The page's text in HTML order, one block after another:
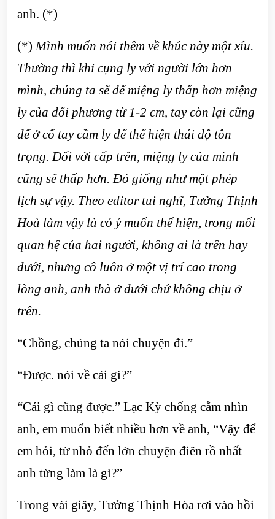
anh. (*)
(*)Mình muốn nói thêm về khúc này một xíu.
Thường thì khi cụng ly với người lớn hơn
mình, chúng ta sẽ để miệng ly thấp hơn miệng
ly của đối phương từ 1-2 cm, tay còn lại cũng
để ở cổ tay cầm ly để thể hiện thái độ tôn
trọng. Đối với cấp trên, miệng ly của mình
cũng sẽ thấp hơn. Đó giống như một phép
lịch sự vậy. Theo editor tui nghĩ, Tưởng Thịnh
Hoà làm vậy là có ý muốn thể hiện, trong mối
quan hệ của hai người, không ai là trên hay
dưới, nhưng cô luôn ở một vị trí cao trong
lòng anh, anh thà ở dưới chứ không chịu ở
trên.
“Chồng, chúng ta nói chuyện đi.”
“Được. nói về cái gì?”
“Cái gì cũng được.” Lạc Kỳ chống cằm nhìn
anh, em muốn biết nhiều hơn về anh, “Vậy để
em hỏi, từ nhỏ đến lớn chuyện điên rồ nhất
anh từng làm là gì?”
Trong vài giây, Tưởng Thịnh Hòa rơi vào hồi